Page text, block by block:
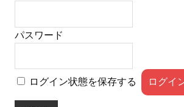
パスワード
ログイン状態を保存する